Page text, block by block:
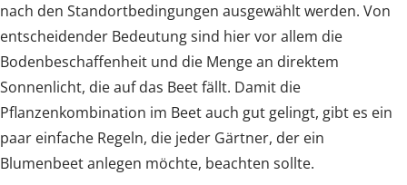
nach den Standortbedingungen ausgewählt werden. Von
entscheidender Bedeutung sind hier vor allem die
Bodenbeschaffenheit und die Menge an direktem
Sonnenlicht, die auf das Beet fällt. Damit die
Pflanzenkombination im Beet auch gut gelingt, gibt es ein
paar einfache Regeln, die jeder Gärtner, der ein
Blumenbeet anlegen möchte, beachten sollte.